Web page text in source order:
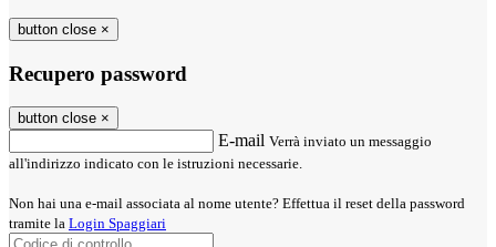
button close ×
Recupero password
button close ×
E-mail Verrà inviato un messaggio
all'indirizzo indicato con le istruzioni necessarie.
Non hai una e-mail associata al nome utente? Effettua il reset della password
tramite la Login Spaggiari